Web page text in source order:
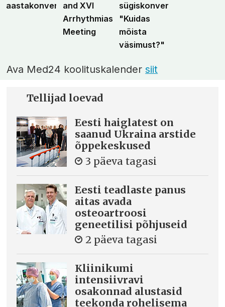
aastakonverentsand XVI
Arrhythmias
Meeting
sügiskonverents
"Kuidas
mõista
väsimust?"
Ava Med24 koolituskalendersiit
Tellijad loevad
Eesti haiglatest on
saanud Ukraina arstide
õppekeskused
3 päeva tagasi
Eesti teadlaste panus
aitas avada
osteoartroosi
geneetilisi põhjuseid
2 päeva tagasi
Kliinikumi
intensiivravi
osakonnad alustasid
teekonda rohelisema